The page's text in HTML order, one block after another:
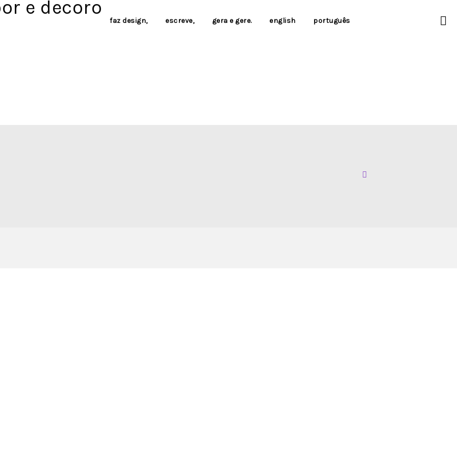
faz design, escreve, gera e gere. english português